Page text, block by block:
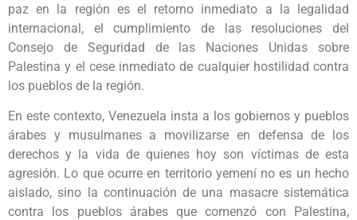
paz en la región es el retorno inmediato a la legalidad
internacional, el cumplimiento de las resoluciones del
Consejo de Seguridad de las Naciones Unidas sobre
Palestina y el cese inmediato de cualquier hostilidad contra
los pueblos de la región.
En este contexto, Venezuela insta a los gobiernos y pueblos
árabes y musulmanes a movilizarse en defensa de los
derechos y la vida de quienes hoy son víctimas de esta
agresión. Lo que ocurre en territorio yemení no es un hecho
aislado, sino la continuación de una masacre sistemática
contra los pueblos árabes que comenzó con Palestina,